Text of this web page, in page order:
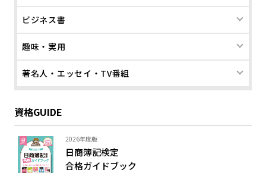
ビジネス書
趣味・実用
著名人・エッセイ・TV番組
資格GUIDE
2026年度版
日商簿記検定
合格ガイドブック